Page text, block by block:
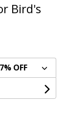
Bird's
7% OFF